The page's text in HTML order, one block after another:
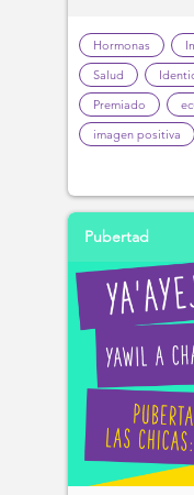
Hormonas
Salud
Premiado
imagen positiva
Pubertad